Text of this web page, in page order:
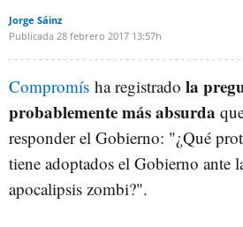
Jorge Sáinz
Publicada 28 febrero 2017 13:57h
Compromís ha registrado la
probablemente más absurda
responder el Gobierno: "¿Qué
tiene adoptados el Gobierno ante
apocalipsis zombi?".